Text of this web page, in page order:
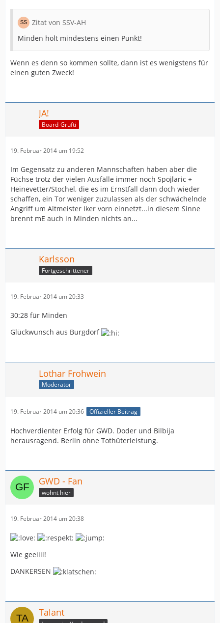
Zitat von SSV-AH
Minden holt mindestens einen Punkt!
Wenn es denn so kommen sollte, dann ist es wenigstens für
einen guten Zweck!
JA!
Board-Grufti
19. Februar 2014 um 19:52
Im Gegensatz zu anderen Mannschaften haben aber die
Füchse trotz der vielen Ausfälle immer noch Spojlaric +
Heinevetter/Stochel, die es im Ernstfall dann doch wieder
schaffen, ein Tor weniger zuzulassen als der schwächelnde
Angriff um Altmeister Iker vorn einnetzt...in diesem Sinne
brennt mE auch in Minden nichts an...
Karlsson
Fortgeschrittener
19. Februar 2014 um 20:33
30:28 für Minden
Glückwunsch aus Burgdorf
Lothar Frohwein
Moderator
19. Februar 2014 um 20:36 Offizieller Beitrag
Hochverdienter Erfolg für GWD. Doder und Bilbija
herausragend. Berlin ohne Tothüterleistung.
GWD - Fan
wohnt hier
19. Februar 2014 um 20:38
Wie geeiiil!
DANKERSEN
Talant